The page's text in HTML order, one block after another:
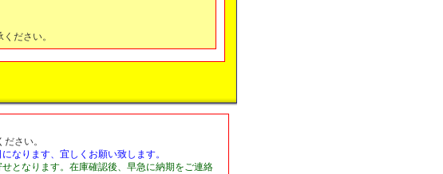
ださい。
さい。
なります、宜しくお願い致します。
となります。在庫確認後、早急に納期をご連絡